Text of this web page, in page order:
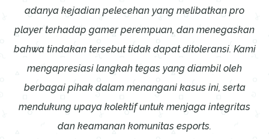
adanya kejadian pelecehan yang melibatkan pro
player terhadap gamer perempuan, dan menegaskan
bahwa tindakan tersebut tidak dapat ditoleransi. Kami
mengapresiasi langkah tegas yang diambil oleh
berbagai pihak dalam menangani kasus ini, serta
mendukung upaya kolektif untuk menjaga integritas
dan keamanan komunitas esports.